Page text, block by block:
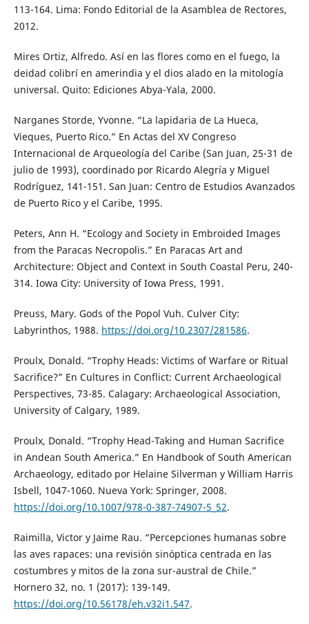
113-164. Lima: Fondo Editorial de la Asamblea de Rectores,
2012.
Mires Ortiz, Alfredo. Así en las flores como en el fuego, la
deidad colibrí en amerindia y el dios alado en la mitología
universal. Quito: Ediciones Abya-Yala, 2000.
Narganes Storde, Yvonne. “La lapidaria de La Hueca,
Vieques, Puerto Rico.” En Actas del XV Congreso
Internacional de Arqueología del Caribe (San Juan, 25-31 de
julio de 1993), coordinado por Ricardo Alegría y Miguel
Rodríguez, 141-151. San Juan: Centro de Estudios Avanzados
de Puerto Rico y el Caribe, 1995.
Peters, Ann H. “Ecology and Society in Embroided Images
from the Paracas Necropolis.” En Paracas Art and
Architecture: Object and Context in South Coastal Peru, 240-
314. Iowa City: University of Iowa Press, 1991.
Preuss, Mary. Gods of the Popol Vuh. Culver City:
Labyrinthos, 1988. https://doi.org/10.2307/281586.
Proulx, Donald. “Trophy Heads: Victims of Warfare or Ritual
Sacrifice?” En Cultures in Conflict: Current Archaeological
Perspectives, 73-85. Calagary: Archaeological Association,
University of Calgary, 1989.
Proulx, Donald. “Trophy Head-Taking and Human Sacrifice
in Andean South America.” En Handbook of South American
Archaeology, editado por Helaine Silverman y William Harris
Isbell, 1047-1060. Nueva York: Springer, 2008.
https://doi.org/10.1007/978-0-387-74907-5_52.
Raimilla, Victor y Jaime Rau. “Percepciones humanas sobre
las aves rapaces: una revisión sinóptica centrada en las
costumbres y mitos de la zona sur-austral de Chile.”
Hornero 32, no. 1 (2017): 139-149.
https://doi.org/10.56178/eh.v32i1.547.